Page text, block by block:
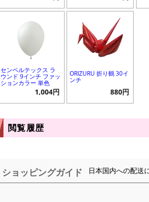
センペルテックス ラ
ウンド 9インチ ファッ
ションカラー 単色
1,004円
ORIZURU 折り鶴 30イ
ンチ
880円
閲覧履歴
ショッピングガイド 日本国内への配送